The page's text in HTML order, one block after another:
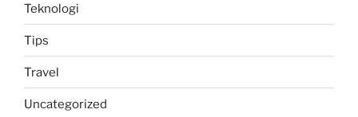
Teknologi
Tips
Travel
Uncategorized